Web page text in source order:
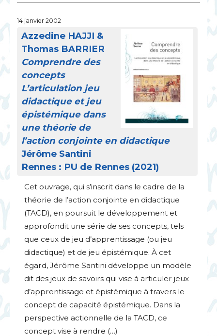
14 janvier 2002
Azzedine HAJJI &
Thomas BARRIER
Comprendre des
concepts
L’articulation jeu
didactique et jeu
épistémique dans
une théorie de
l’action conjointe en didactique
Jérôme Santini
Rennes : PU de Rennes (2021)
Cet ouvrage, qui s’inscrit dans le cadre de la
théorie de l’action conjointe en didactique
(TACD), en poursuit le développement et
approfondit une série de ses concepts, tels
que ceux de jeu d’apprentissage (ou jeu
didactique) et de jeu épistémique. À cet
égard, Jérôme Santini développe un modèle
dit des jeux de savoirs qui vise à articuler jeux
d’apprentissage et épistémique à travers le
concept de capacité épistémique. Dans la
perspective actionnelle de la TACD, ce
concept vise à rendre (…)